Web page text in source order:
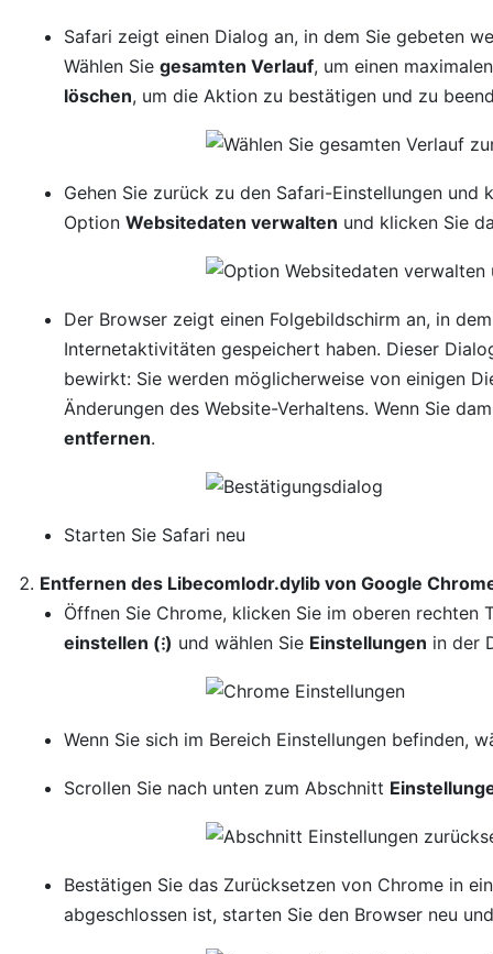
Safari zeigt einen Dialog an, in dem Sie gebeten
Wählen Sie gesamten Verlauf, um einen
löschen, um die Aktion zu bestätigen und zu
Gehen Sie zurück zu den Safari-Einstellungen
Option Websitedaten verwalten und klicken Sie
Der Browser zeigt einen Folgebildschirm an, in
Internetaktivitäten gespeichert haben. Dieser
bewirkt: Sie werden möglicherweise von einigen
Änderungen des Website-Verhaltens. Wenn Sie
entfernen.
Starten Sie Safari neu
Entfernen des Libecomlodr.dylib von Google
Öffnen Sie Chrome, klicken Sie im oberen rechten
einstellen (⁝) und wählen Sie Einstellungen in der
Wenn Sie sich im Bereich Einstellungen befinden,
Scrollen Sie nach unten zum Abschnitt
Bestätigen Sie das Zurücksetzen von Chrome in
abgeschlossen ist, starten Sie den Browser neu